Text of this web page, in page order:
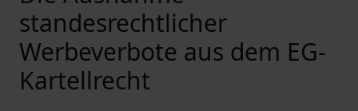
standesrechtlicher
Werbeverbote aus dem EG-
Kartellrecht